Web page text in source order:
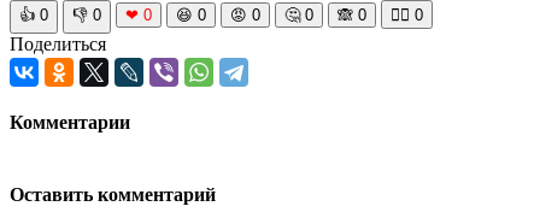
👍 0 👎 0 ❤ 0 😆 0 😡 0 🤔 0 🙈 0 🧘‍♀️ 0
Поделиться
Комментарии
Оставить комментарий